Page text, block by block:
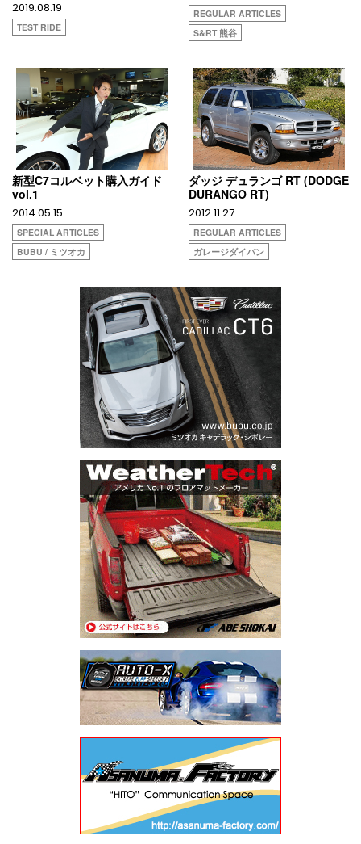
2019.08.19
TEST RIDE
REGULAR ARTICLES
S&RT 熊谷
新型C7コルベット購入ガイド
vol.1
2014.05.15
SPECIAL ARTICLES
BUBU / ミツオカ
ダッジ デュランゴ RT (DODGE
DURANGO RT)
2012.11.27
REGULAR ARTICLES
ガレージダイバン